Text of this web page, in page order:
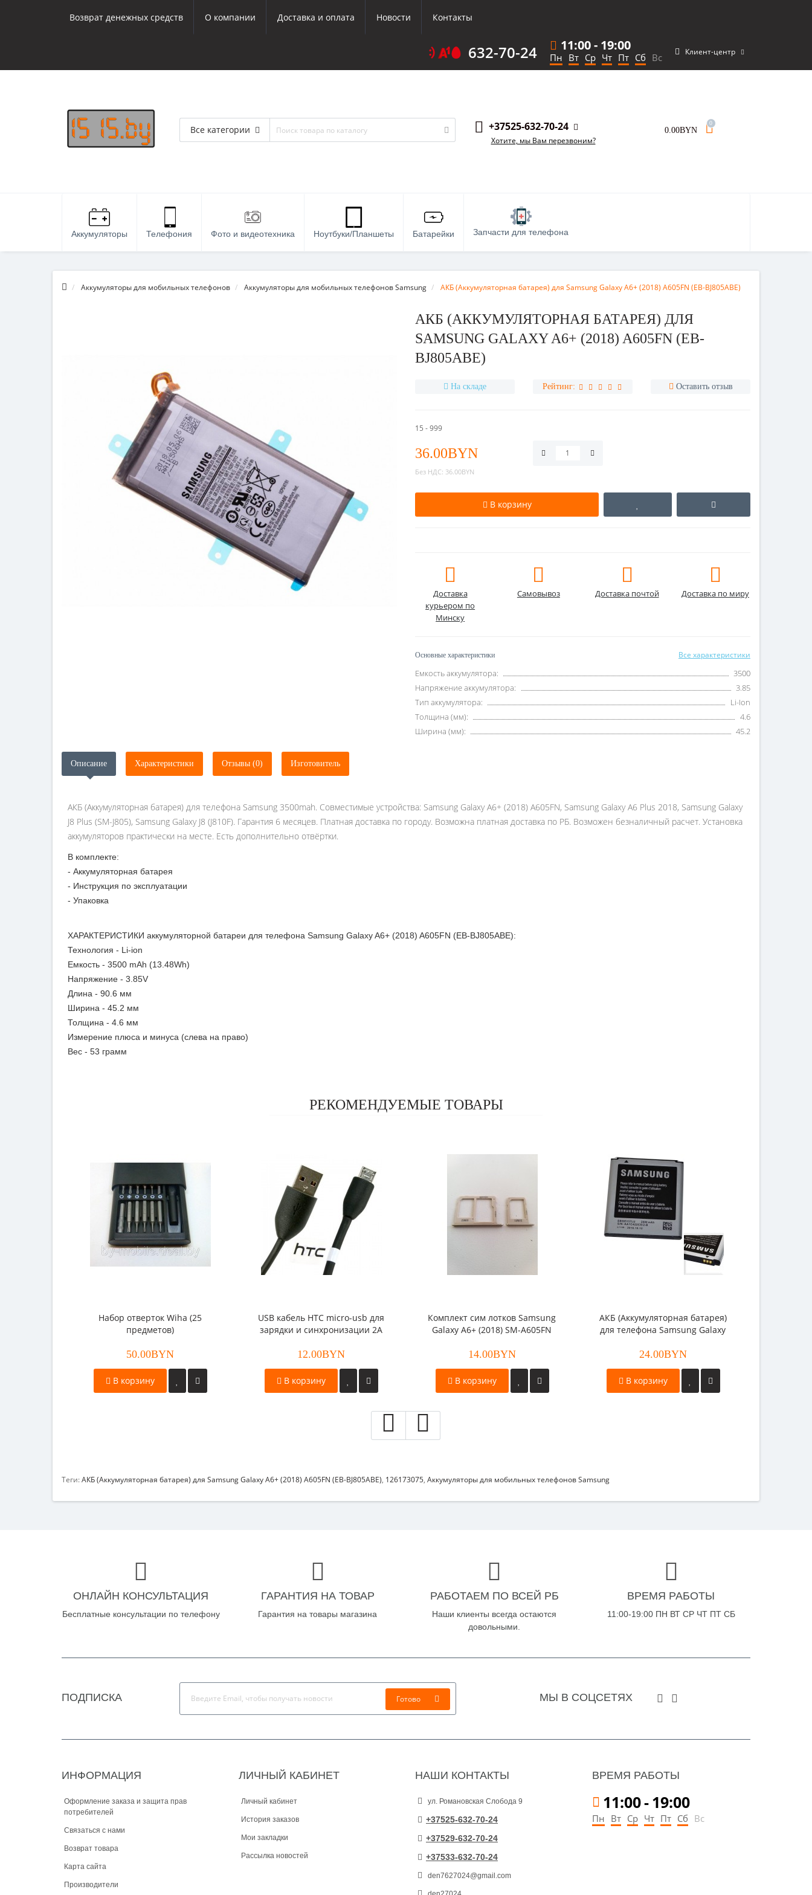
Возврат денежных средств О компании Доставка и оплата Новости Контакты
632-70-24 11:00- 19:00
Пн Вт Ср Чт Пт Сб Вс Клиент-центр
Все категории +37525-632-70-24
Хотите, мы Вам перезвоним?
0.00BYN
0
Аккумуляторы Телефония Фото и видеотехника Ноутбуки/Планшеты Батарейки Запчасти для телефона
Аккумуляторы для мобильных телефонов Аккумуляторы для мобильных телефонов Samsung АКБ (Аккумуляторная батарея) для Samsung Galaxy A6+ (2018) A605FN (EB-BJ805ABE)
АКБ (АККУМУЛЯТОРНАЯ БАТАРЕЯ) ДЛЯ
SAMSUNG GALAXY A6+ (2018) A605FN (EB-
BJ805ABE)
На складе Рейтинг: Оставить отзыв
15 - 999
36.00BYN
Без НДС: 36.00BYN
В корзину
Доставка
курьером по
Минску
Самовывоз Доставка почтой Доставка по миру
Основные характеристики Все характеристики
Емкость аккумулятора:
3500
Напряжение аккумулятора:
3.85
Тип аккумулятора:
Li-Ion
Толщина (мм):
4.6
Ширина (мм):
45.2
Описание Характеристики Отзывы (0) Изготовитель
АКБ (Аккумуляторная батарея) для телефона Samsung 3500mah. Совместимые устройства: Samsung Galaxy A6+ (2018) A605FN, Samsung Galaxy A6 Plus 2018, Samsung Galaxy
J8 Plus (SM-J805), Samsung Galaxy J8 (J810F). Гарантия 6 месяцев. Платная доставка по городу. Возможна платная доставка по РБ. Возможен безналичный расчет. Установка
аккумуляторов практически на месте. Есть дополнительно отвёртки.
В комплекте:
- Аккумуляторная батарея
- Инструкция по эксплуатации
- Упаковка
ХАРАКТЕРИСТИКИ аккумуляторной батареи для телефона Samsung Galaxy A6+ (2018) A605FN (EB-BJ805ABE):
Технология - Li-ion
Емкость - 3500 mAh (13.48Wh)
Напряжение - 3.85V
Длина - 90.6 мм
Ширина - 45.2 мм
Толщина - 4.6 мм
Измерение плюса и минуса (слева на право)
Вес - 53 грамм
РЕКОМЕНДУЕМЫЕ ТОВАРЫ
Набор отверток Wiha (25
предметов)
50.00BYN
В корзину
USB кабель HTC micro-usb для
зарядки и синхронизации 2A
12.00BYN
В корзину
Комплект сим лотков Samsung
Galaxy A6+ (2018) SM-A605FN
14.00BYN
В корзину
АКБ (Аккумуляторная батарея)
для телефона Samsung Galaxy
оригинал
24.00BYN
В корзину
Теги:АКБ (Аккумуляторная батарея) для Samsung Galaxy A6+ (2018) A605FN (EB-BJ805ABE), 126173075, Аккумуляторы для мобильных телефонов Samsung
ОНЛАЙН КОНСУЛЬТАЦИЯ
Бесплатные консультации по телефону
ГАРАНТИЯ НА ТОВАР
Гарантия на товары магазина
РАБОТАЕМ ПО ВСЕЙ РБ
Наши клиенты всегда остаются
довольными.
ВРЕМЯ РАБОТЫ
11:00-19:00 ПН ВТ СР ЧТ ПТ СБ
ПОДПИСКА Готово МЫ В СОЦСЕТЯХ
ИНФОРМАЦИЯ
Оформление заказа и защита прав
потребителей
Связаться с нами
Возврат товара
Карта сайта
Производители
ЛИЧНЫЙ КАБИНЕТ
Личный кабинет
История заказов
Мои закладки
Рассылка новостей
НАШИ КОНТАКТЫ
ул. Романовская Слобода 9
+37525-632-70-24
+37529-632-70-24
+37533-632-70-24
den7627024@gmail.com
ВРЕМЯ РАБОТЫ
11:00-19:00
Пн Вт Ср Чт Пт Сб Вс